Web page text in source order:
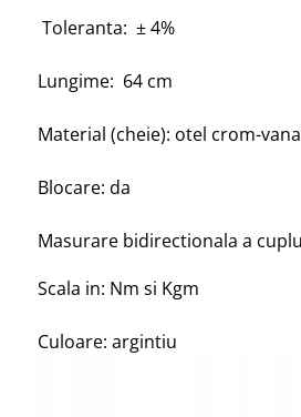
Toleranta: ± 4%
Lungime: 64 cm
Material (cheie): otel crom-
Blocare: da
Masurare bidirectionala a
Scala in: Nm si Kgm
Culoare: argintiu